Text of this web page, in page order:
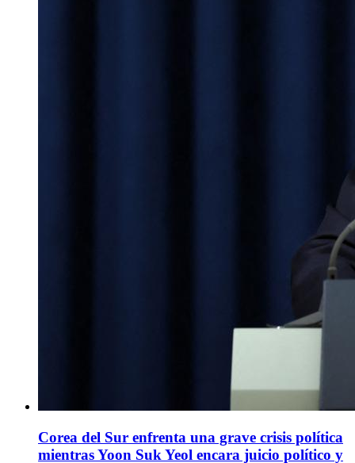
Corea del Sur enfrenta una grave crisis política
mientras Yoon Suk Yeol encara juicio político y